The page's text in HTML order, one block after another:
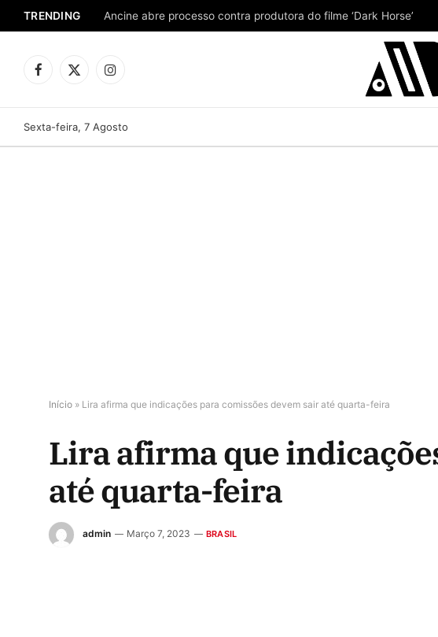
TRENDING Ancine abre processo contra produtora do filme ‘Dark Horse’
Facebook
X
Instagram
Sexta-feira, 7 Agosto
Início » Lira afirma que indicações para comissões devem sair até quarta-feira
Lira afirma que
até quarta-feira
admin Março 7, 2023 BRASIL